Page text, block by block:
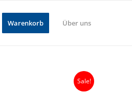
Warenkorb Über uns
Sale!